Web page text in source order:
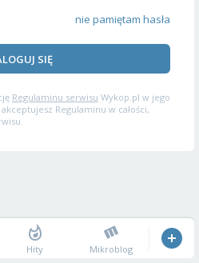
nie pamiętam hasła
SIĘ
Regulaminu serwisu Wykop.pl w jego
Regulaminu w całości,
Hity Mikroblog